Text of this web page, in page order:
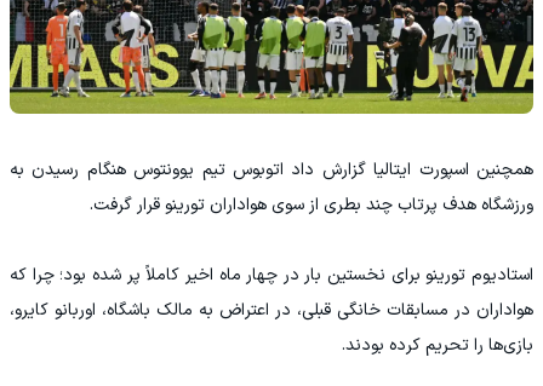
همچنین اسپورت ایتالیا گزارش داد اتوبوس تیم یوونتوس هنگام رسیدن به
ورزشگاه هدف پرتاب چند بطری از سوی هواداران تورینو قرار گرفت.
استادیوم تورینو برای نخستین بار در چهار ماه اخیر کاملاً پر شده بود؛ چرا که
هواداران در مسابقات خانگی قبلی، در اعتراض به مالک باشگاه، اوربانو کایرو،
بازی‌ها را تحریم کرده بودند.